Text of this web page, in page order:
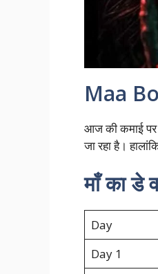
Maa
आज की कमाई पर
जा रहा है।
माँ का डे
Day
Day 1